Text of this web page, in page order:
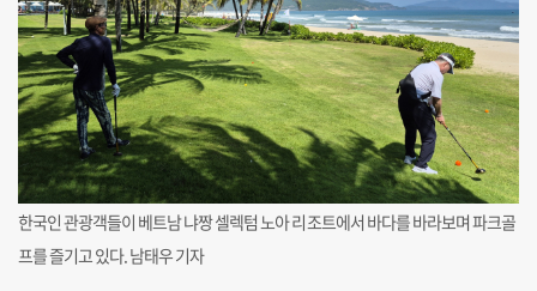
한국인 관광객들이 베트남 냐짱 셀렉텀 노아 리조트에서 바다를 바라보며 파크골
프를 즐기고 있다. 남태우 기자